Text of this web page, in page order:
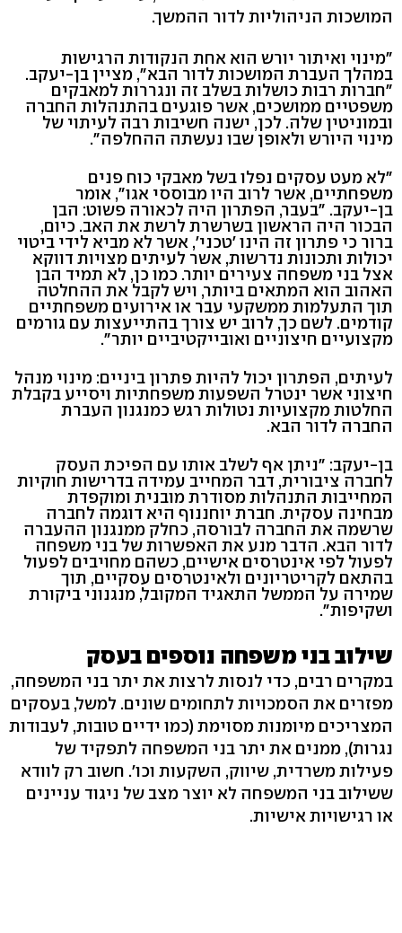
המושכות הניהוליות לדור ההמשך.
"מינוי ואיתור יורש הוא אחת הנקודות הרגישות
במהלך העברת המושכות לדור הבא", מציין בן-יעקב.
"חברות רבות כושלות בשלב זה ונגררות למאבקים
משפטיים ממושכים, אשר פוגעים בהתנהלות החברה
ובמוניטין שלה. לכן, ישנה חשיבות רבה לעיתוי של
מינוי היורש ולאופן שבו נעשתה ההחלפה".
"לא מעט עסקים נפלו בשל מאבקי כוח פנים
משפחתיים, אשר לרוב היו מבוססי אגו", אומר
בן-יעקב. "בעבר, הפתרון היה לכאורה פשוט: הבן
הבכור היה הראשון בשרשרת לרשת את האב. כיום,
ברור כי פתרון זה הינו 'טכני', אשר לא מביא לידי ביטוי
יכולות ותכונות נדרשות, אשר לעיתים מצויות דווקא
אצל בני משפחה צעירים יותר. כמו כן, לא תמיד הבן
האהוב הוא המתאים ביותר, ויש לקבל את ההחלטה
תוך התעלמות ממשקעי עבר או אירועים משפחתיים
קודמים. לשם כך, לרוב יש צורך בהתייעצות עם גורמים
מקצועיים חיצוניים ואובייקטיביים יותר".
לעיתים, הפתרון יכול להיות פתרון ביניים: מינוי מנהל
חיצוני אשר ינטרל השפעות משפחתיות ויסייע בקבלת
החלטות מקצועיות נטולות רגש כמנגנון העברת
החברה לדור הבא.
בן-יעקב: "ניתן אף לשלב אותו עם הפיכת העסק
לחברה ציבורית, דבר המחייב עמידה בדרישות חוקיות
המחייבות התנהלות מסודרת מובנית ומוקפדת
מבחינה עסקית. חברת יוחננוף היא דוגמה לחברה
שרשמה את החברה לבורסה, כחלק ממנגנון ההעברה
לדור הבא. הדבר מנע את האפשרות של בני משפחה
לפעול לפי אינטרסים אישיים, כשהם מחויבים לפעול
בהתאם לקריטריונים ולאינטרסים עסקיים, תוך
שמירה על הממשל התאגיד המקובל, מנגנוני ביקורת
ושקיפות".
שילוב בני משפחה נוספים בעסק
במקרים רבים, כדי לנסות לרצות את יתר בני המשפחה,
מפזרים את הסמכויות לתחומים שונים. למשל, בעסקים
המצריכים מיומנות מסוימת (כמו ידיים טובות, לעבודות
נגרות), ממנים את יתר בני המשפחה לתפקיד של
פעילות משרדית, שיווק, השקעות וכו'. חשוב רק לוודא
ששילוב בני המשפחה לא יוצר מצב של ניגוד עניינים
או רגישויות אישיות.